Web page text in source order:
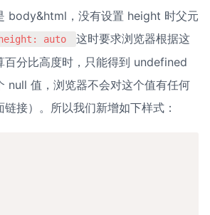
body&html，没有设置 height 时父元
height: auto
这时要求浏览器根据这
百分比高度时，只能得到 undefined
null 值，浏览器不会对这个值有任何
接）。所以我们新增如下样式：